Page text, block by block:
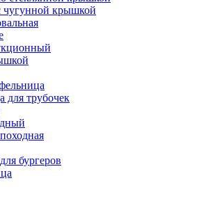
чугунной крышкой
для трубочек
бургеров